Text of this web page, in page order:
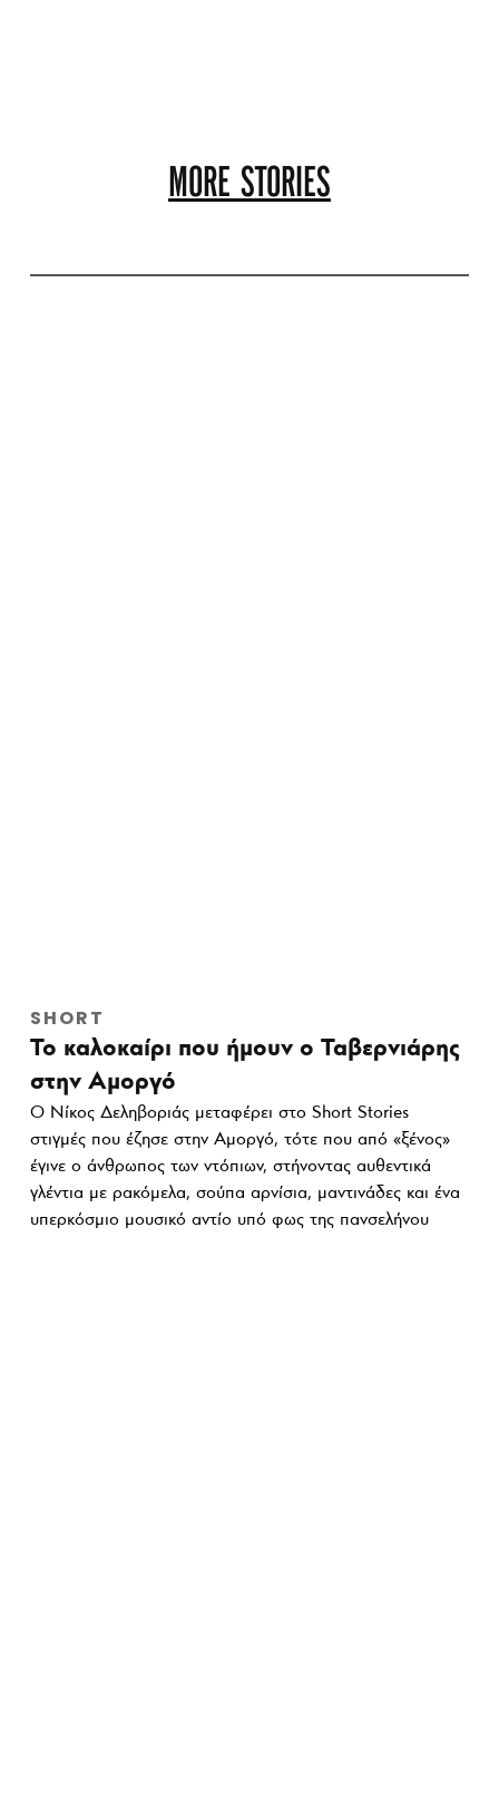
MORE STORIES
SHORT
Το καλοκαίρι που ήμουν ο Ταβερνιάρης
στην Αμοργό
Ο Νίκος Δεληβοριάς μεταφέρει στο Short Stories
στιγμές που έζησε στην Αμοργό, τότε που από «ξένος»
έγινε ο άνθρωπος των ντόπιων, στήνοντας αυθεντικά
γλέντια με ρακόμελα, σούπα αρνίσια, μαντινάδες και ένα
υπερκόσμιο μουσικό αντίο υπό φως της πανσελήνου